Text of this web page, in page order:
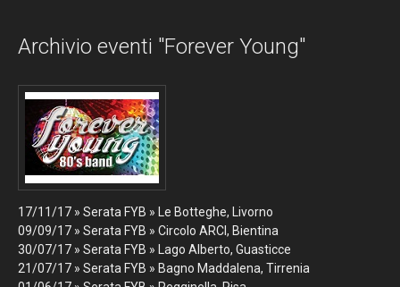
Archivio eventi "Forever Young"
17/11/17 » Serata FYB » Le Botteghe, Livorno
09/09/17 » Serata FYB » Circolo ARCI, Bientina
30/07/17 » Serata FYB » Lago Alberto, Guasticce
21/07/17 » Serata FYB » Bagno Maddalena, Tirrenia